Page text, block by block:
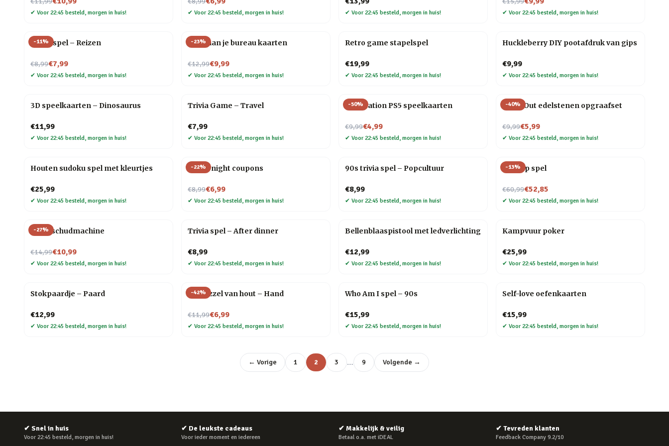
✔ Voor 22:45 besteld, morgen in huis! ✔ Voor 22:45 besteld, morgen in huis! ✔ Voor 22:45 besteld, morgen in huis! ✔ Voor 22:45 besteld, morgen in huis!
-11%
Trivia spel – Reizen
€8,99
Nu voor€7,99
✔ Voor 22:45 besteld, morgen in huis!
-23%
Yoga aan je bureau kaarten
€12,99
Nu voor€9,99
✔ Voor 22:45 besteld, morgen in huis!
Retro game stapelspel
€19,99
✔ Voor 22:45 besteld, morgen in huis!
Huckleberry DIY pootafdruk van gips
€9,99
✔ Voor 22:45 besteld, morgen in huis!
3D speelkaarten – Dinosaurus
€11,99
✔ Voor 22:45 besteld, morgen in huis!
Trivia Game – Travel
€7,99
✔ Voor 22:45 besteld, morgen in huis!
-50%
PlayStation PS5 speelkaarten
€9,99
Nu voor€4,99
✔ Voor 22:45 besteld, morgen in huis!
-40%
Dig It Out edelstenen opgraafset
€9,99
Nu voor€5,99
✔ Voor 22:45 besteld, morgen in huis!
Houten sudoku spel met kleurtjes
€25,99
✔ Voor 22:45 besteld, morgen in huis!
-22%
Movie night coupons
€8,99
Nu voor€6,99
✔ Voor 22:45 besteld, morgen in huis!
90s trivia spel – Popcultuur
€8,99
✔ Voor 22:45 besteld, morgen in huis!
-13%
Line Up spel
€60,99
Nu voor€52,85
✔ Voor 22:45 besteld, morgen in huis!
-27%
Kaartschudmachine
€14,99
Nu voor€10,99
✔ Voor 22:45 besteld, morgen in huis!
Trivia spel – After dinner
€8,99
✔ Voor 22:45 besteld, morgen in huis!
Bellenblaaspistool met ledverlichting
€12,99
✔ Voor 22:45 besteld, morgen in huis!
Kampvuur poker
€25,99
✔ Voor 22:45 besteld, morgen in huis!
Stokpaardje – Paard
€12,99
✔ Voor 22:45 besteld, morgen in huis!
-42%
3D puzzel van hout – Hand
€11,99
Nu voor€6,99
✔ Voor 22:45 besteld, morgen in huis!
Who Am I spel – 90s
€15,99
✔ Voor 22:45 besteld, morgen in huis!
Self-love oefenkaarten
€15,99
✔ Voor 22:45 besteld, morgen in huis!
← Vorige 1 2 3 … 9 Volgende →
✔ Snel in huis
Voor 22:45 besteld, morgen in huis!
✔ De leukste cadeaus
Voor ieder moment en iedereen
✔ Makkelijk & veilig
Betaal o.a. met iDEAL
✔ Tevreden klanten
Feedback Company 9.2/10